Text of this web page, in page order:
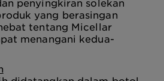
penyingkiran solekan
yang berasingan
tentang Micellar
menangani kedua-